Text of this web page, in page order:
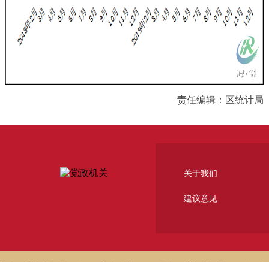
责任编辑：区统计局
关于我们
建议意见